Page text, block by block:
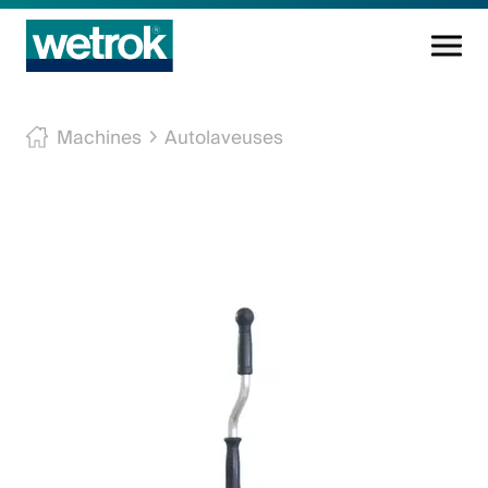
Produits
Machines Autolaveuses